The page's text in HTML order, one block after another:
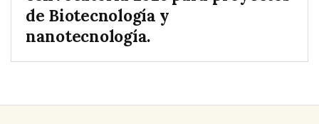
de Biotecnología y
nanotecnología.